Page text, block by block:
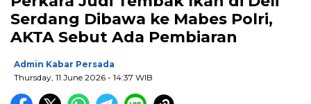
Serdang Dibawa ke Mabes Polri,
AKTA Sebut Ada Pembiaran
Admin Kabar Persada
Thursday, 11 June 2026 - 14:37 WIB